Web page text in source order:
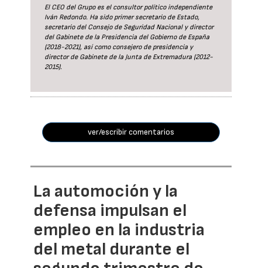
El CEO del Grupo es el consultor político independiente
Iván Redondo. Ha sido primer secretario de Estado,
secretario del Consejo de Seguridad Nacional y director
del Gabinete de la Presidencia del Gobierno de España
(2018-2021), así como consejero de presidencia y
director de Gabinete de la Junta de Extremadura (2012-
2015).
ver/escribir comentarios
La automoción y la
defensa impulsan el
empleo en la industria
del metal durante el